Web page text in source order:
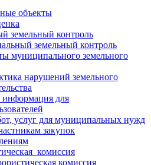
объекты
земельный контроль
земельный контроль
муниципального земельного
нарушений земельного
информация для
услуг для муниципальных нужд
закупок
комиссия
комиссия